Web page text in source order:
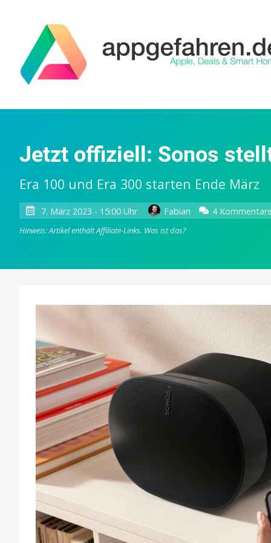
Jetzt offiziell: Sonos
Era 100 und Era 300 starten Ende März
7. März 2023 - 15:00 Uhr Fabian 4 Kommentare
Hinweis: Artikel enthält Affiliate-Links. Was ist das?